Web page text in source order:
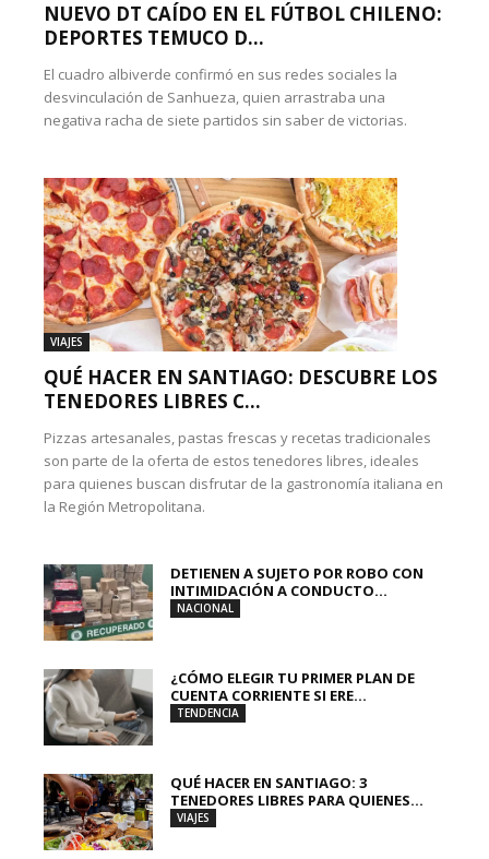
NUEVO DT CAÍDO EN EL FÚTBOL CHILENO:
DEPORTES TEMUCO D...
El cuadro albiverde confirmó en sus redes sociales la
desvinculación de Sanhueza, quien arrastraba una
negativa racha de siete partidos sin saber de victorias.
VIAJES
QUÉ HACER EN SANTIAGO: DESCUBRE LOS
TENEDORES LIBRES C...
Pizzas artesanales, pastas frescas y recetas tradicionales
son parte de la oferta de estos tenedores libres, ideales
para quienes buscan disfrutar de la gastronomía italiana en
la Región Metropolitana.
DETIENEN A SUJETO POR ROBO CON
INTIMIDACIÓN A CONDUCTO...
NACIONAL
¿CÓMO ELEGIR TU PRIMER PLAN DE
CUENTA CORRIENTE SI ERE...
TENDENCIA
QUÉ HACER EN SANTIAGO: 3
TENEDORES LIBRES PARA QUIENES...
VIAJES